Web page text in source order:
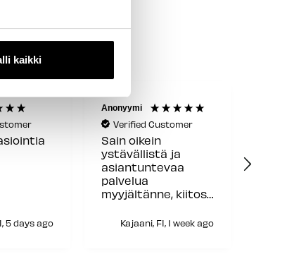
kaikki
1 week ago
Akumatti
Verified Customer
Osaava ja
ystävällinen palvelu
1 week ago